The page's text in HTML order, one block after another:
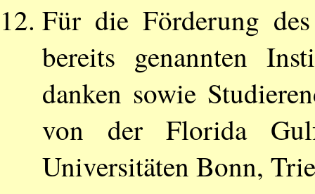
Für die Förderung
bereits genannten
danken sowie
von der Florida
Universitäten Bonn,